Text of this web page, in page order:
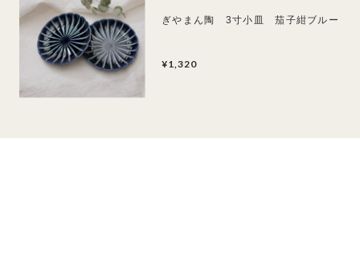
ぎやまん陶 3寸小皿 茄子紺ブルー
¥1,320